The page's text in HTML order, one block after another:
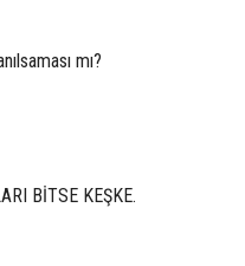
mı?
BİTSE KEŞKE.